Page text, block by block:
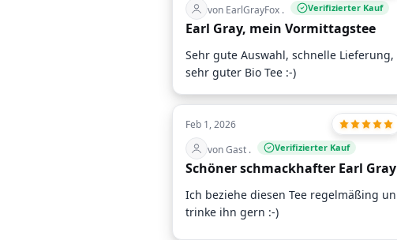
von EarlGrayFox .
Verifizierter Kauf
Earl Gray, mein Vormittagstee
Sehr gute Auswahl, schnelle Lieferung,
sehr guter Bio Tee :-)
Feb 1, 2026
von Gast .
Verifizierter Kauf
Schöner schmackhafter Earl Gray
Ich beziehe diesen Tee regelmäßing un
trinke ihn gern :-)